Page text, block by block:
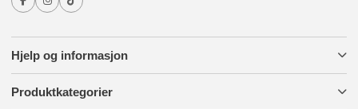
Hjelp og informasjon
Produktkategorier